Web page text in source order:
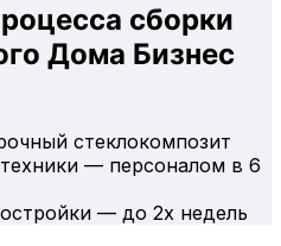
сборки
Дома Бизнес
стеклокомпозит
— персоналом в 6
— до 2х недель